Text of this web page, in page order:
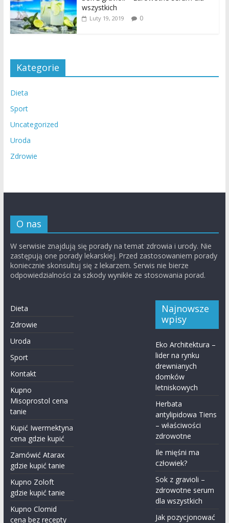
wszystkich
Luty 19, 2019 0
Kategorie
Dieta
Sport
Uncategorized
Uroda
Zdrowie
O nas
W serwisie znajdują się porady na temat zdrowia i urody. Nie
zastępują one porady lekarskiej. Przed zastosowaniem porady
koniecznie skonsultuj się z lekarzem. Serwis nie bierze
odpowiedzialności za szkody wynikłe ze stosowania porad.
Dieta
Zdrowie
Uroda
Sport
Kontakt
Kupno
Misoprostol cena
tanie
Kupić Iwermektyna​
cena gdzie kupić
Zamówić Atarax
gdzie kupić tanie
Kupno Zoloft
gdzie kupić tanie
Kupno Clomid
cena bez recepty
Najnowsze
wpisy
Eko Architektura –
lider na rynku
drewnianych
domków
letniskowych
Herbata
antylipidowa Tiens
– właściwości
zdrowotne
Ile mięśni ma
człowiek?
Sok z gravioli –
zdrowotne serum
dla wszystkich
Jak pozycjonować